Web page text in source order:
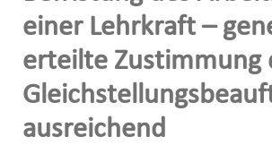
einer Lehrkraft –
erteilte Zustimmung
ausreichend